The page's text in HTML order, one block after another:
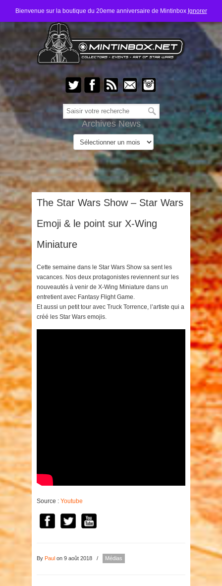
Bienvenue sur la boutique du 20eme anniversaire de Mintinbox Ignorer
Archives News
The Star Wars Show – Star Wars
Emoji & le point sur X-Wing
Miniature
Cette semaine dans le Star Wars Show sa sent les
vacances. Nos deux protagonistes reviennent sur les
nouveautés à venir de X-Wing Miniature dans un
entretient avec Fantasy Flight Game.
Et aussi un petit tour avec Truck Torrence, l’artiste qui a
créé les Star Wars emojis.
Source : Youtube
By Paul on 9 août 2018 / Médias